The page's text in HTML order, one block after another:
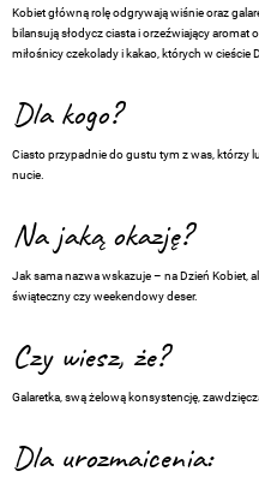
Kobiet główną rolę odgrywają wiśnie oraz
bilansują słodycz ciasta i orzeźwiający
miłośnicy czekolady i kakao, których w cieście
Dla kogo?
Ciasto przypadnie do gustu tym z was, którzy
nucie.
Na jaką okazję?
Jak sama nazwa wskazuje – na Dzień Kobiet,
świąteczny czy weekendowy deser.
Czy wiesz, że?
Galaretka, swą żelową konsystencję,
Dla urozmaicenia: